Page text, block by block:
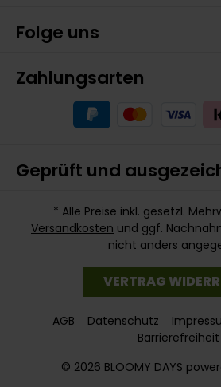
Folge uns
Zahlungsarten
Geprüft und
* Alle Preise inkl. gesetzl.
Versandkosten und ggf.
nicht anders
© 2026 BLOOMY DAYS
VERTRAG
AGB Datenschutz
Barrierefreiheit